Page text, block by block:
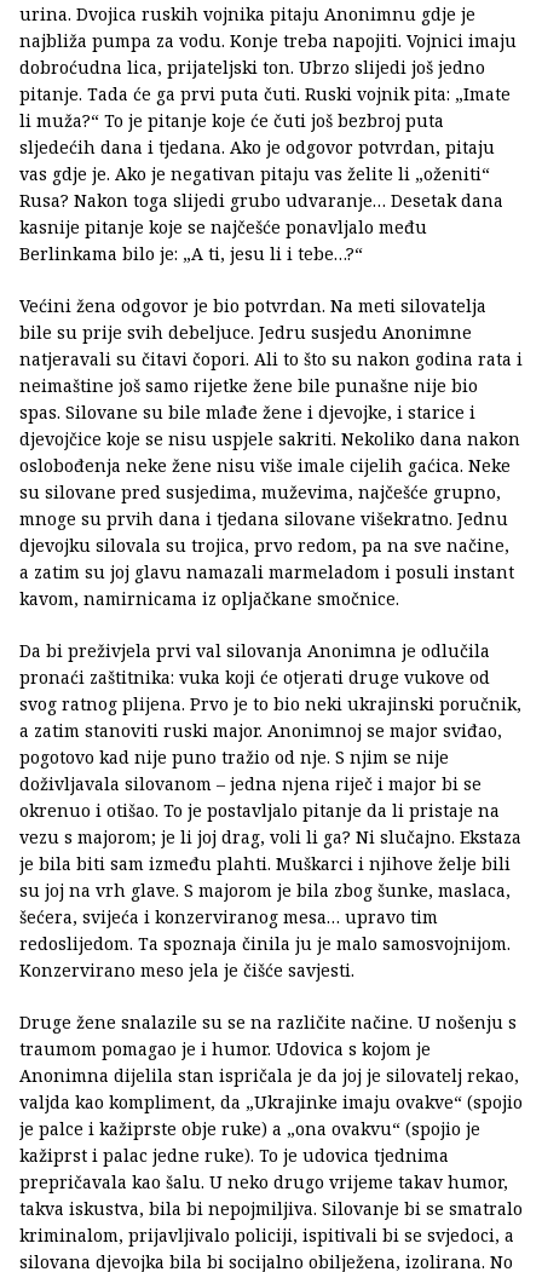
urina. Dvojica ruskih vojnika pitaju Anonimnu gdje je
najbliža pumpa za vodu. Konje treba napojiti. Vojnici imaju
dobroćudna lica, prijateljski ton. Ubrzo slijedi još jedno
pitanje. Tada će ga prvi puta čuti. Ruski vojnik pita: „Imate
li muža?“ To je pitanje koje će čuti još bezbroj puta
sljedećih dana i tjedana. Ako je odgovor potvrdan, pitaju
vas gdje je. Ako je negativan pitaju vas želite li „oženiti“
Rusa? Nakon toga slijedi grubo udvaranje… Desetak dana
kasnije pitanje koje se najčešće ponavljalo među
Berlinkama bilo je: „A ti, jesu li i tebe…?“
Većini žena odgovor je bio potvrdan. Na meti silovatelja
bile su prije svih debeljuce. Jedru susjedu Anonimne
natjeravali su čitavi čopori. Ali to što su nakon godina rata i
neimaštine još samo rijetke žene bile punašne nije bio
spas. Silovane su bile mlađe žene i djevojke, i starice i
djevojčice koje se nisu uspjele sakriti. Nekoliko dana nakon
oslobođenja neke žene nisu više imale cijelih gaćica. Neke
su silovane pred susjedima, muževima, najčešće grupno,
mnoge su prvih dana i tjedana silovane višekratno. Jednu
djevojku silovala su trojica, prvo redom, pa na sve načine,
a zatim su joj glavu namazali marmeladom i posuli instant
kavom, namirnicama iz opljačkane smočnice.
Da bi preživjela prvi val silovanja Anonimna je odlučila
pronaći zaštitnika: vuka koji će otjerati druge vukove od
svog ratnog plijena. Prvo je to bio neki ukrajinski poručnik,
a zatim stanoviti ruski major. Anonimnoj se major sviđao,
pogotovo kad nije puno tražio od nje. S njim se nije
doživljavala silovanom – jedna njena riječ i major bi se
okrenuo i otišao. To je postavljalo pitanje da li pristaje na
vezu s majorom; je li joj drag, voli li ga? Ni slučajno. Ekstaza
je bila biti sam između plahti. Muškarci i njihove želje bili
su joj na vrh glave. S majorom je bila zbog šunke, maslaca,
šećera, svijeća i konzerviranog mesa… upravo tim
redoslijedom. Ta spoznaja činila ju je malo samosvojnijom.
Konzervirano meso jela je čišće savjesti.
Druge žene snalazile su se na različite načine. U nošenju s
traumom pomagao je i humor. Udovica s kojom je
Anonimna dijelila stan ispričala je da joj je silovatelj rekao,
valjda kao kompliment, da „Ukrajinke imaju ovakve“ (spojio
je palce i kažiprste obje ruke) a „ona ovakvu“ (spojio je
kažiprst i palac jedne ruke). To je udovica tjednima
prepričavala kao šalu. U neko drugo vrijeme takav humor,
takva iskustva, bila bi nepojmiljiva. Silovanje bi se smatralo
kriminalom, prijavljivalo policiji, ispitivali bi se svjedoci, a
silovana djevojka bila bi socijalno obilježena, izolirana. No